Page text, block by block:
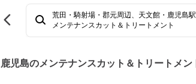
荒田・騎射場・郡元周辺、天文館・鹿児島
メンテナンスカット＆トリートメント
鹿児島のメンテナンスカット＆トリートメン